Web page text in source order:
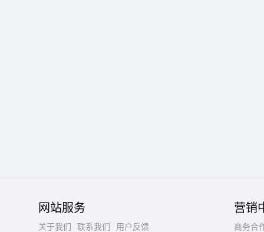
网站服务
关于我们 联系我们
用户反馈
营销
商务合